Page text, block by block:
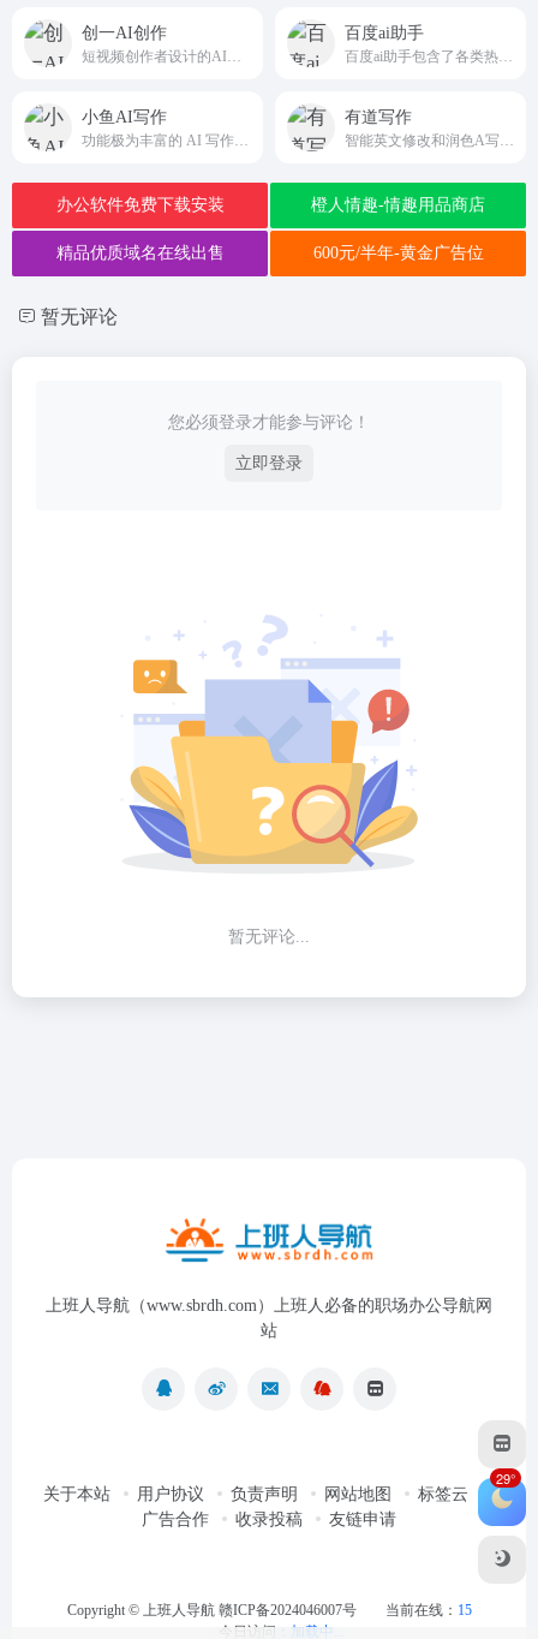
创一AI创作 百度ai助手
小鱼AI写作 有道写作
办公软件免费下载安装 橙人情趣-情趣用品商店
精品优质域名在线出售 600元/半年-黄金广告位
暂无评论
您必须登录才能参与评论！
立即登录
暂无评论...
上班人导航（www.sbrdh.com）上班人必备的职场办公导航网
站
关于本站 用户协议 负责声明 网站地图
标签云
广告合作
收录投稿 友链申请
Copyright © 上班人导航 赣ICP备2024046007号 当前在线： 15
今日访问： 加载中...
29°